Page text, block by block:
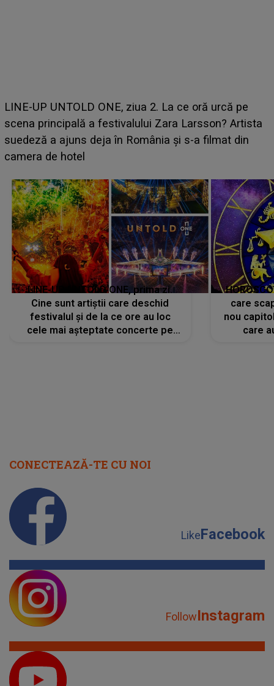
Ce a dezvăluit noua concurentă din "Casa Iubirii" l-a
luat prin surprindere pe Emanuel. CINE ESTE
BĂIATUL VIZAT de Alexandra?! Aflându-se în fața
faptului împlinit, A RECUNOSCUT IMEDIAT: "Am
LINE-UP UNTOLD ONE, prima zi.
Cine sunt artiștii care deschid
festivalul și de la ce ore au loc
cele mai așteptate concerte pe
care
nou
care
CONECTEAZĂ-TE CU NOI
LikeFacebook
FollowInstagram